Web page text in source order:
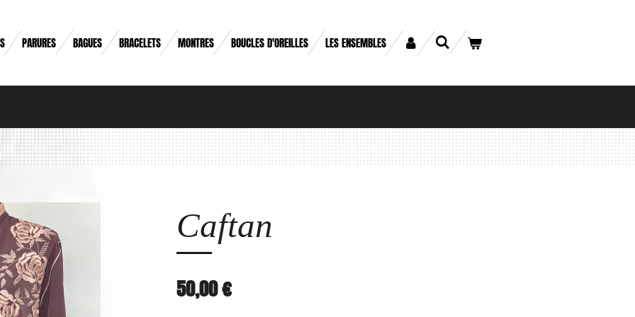
PARURES BAGUES BRACELETS MONTRES BOUCLES D'OREILLES LES ENSEMBLES
Caftan
50,00 €